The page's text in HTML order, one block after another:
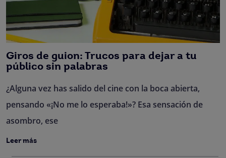
Giros de guion: Trucos para dejar a tu
público sin palabras
¿Alguna vez has salido del cine con la boca abierta,
pensando «¡No me lo esperaba!»? Esa sensación de
asombro, ese
Leer más